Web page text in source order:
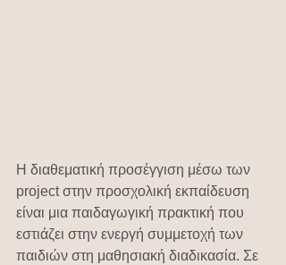
Η διαθεματική προσέγγιση μέσω των
project στην προσχολική εκπαίδευση
είναι μια παιδαγωγική πρακτική που
εστιάζει στην ενεργή συμμετοχή των
παιδιών στη μαθησιακή διαδικασία. Σε